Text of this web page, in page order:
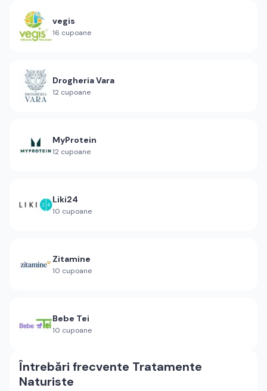
vegis
16 cupoane
Drogheria Vara
12 cupoane
MyProtein
12 cupoane
Liki24
10 cupoane
Zitamine
10 cupoane
Bebe Tei
10 cupoane
Întrebări frecvente Tratamente
Naturiste